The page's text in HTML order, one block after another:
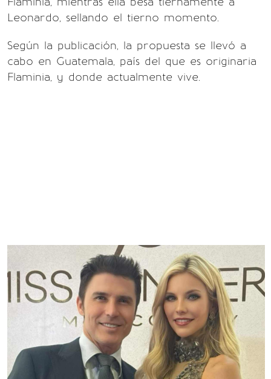
Leonardo, sellando el tierno momento.
Según la publicación, la propuesta se llevó a
cabo en Guatemala, país del que es originaria
Flaminia, y donde actualmente vive.